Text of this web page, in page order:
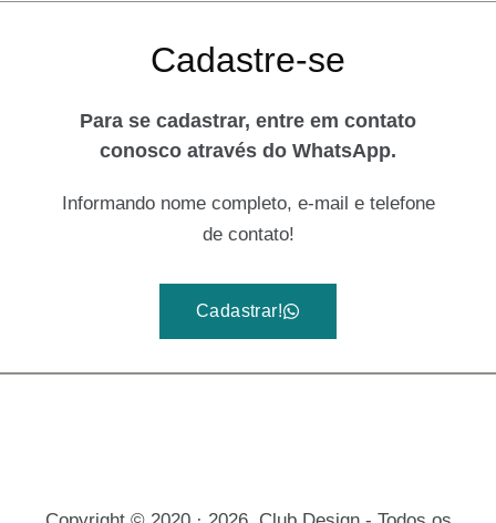
Cadastre-se
Para se cadastrar, entre em contato
conosco através do WhatsApp.
Informando nome completo, e-mail e telefone
de contato!
Cadastrar!